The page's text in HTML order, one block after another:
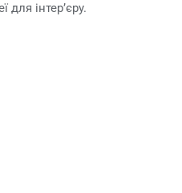
для інтер’єру.